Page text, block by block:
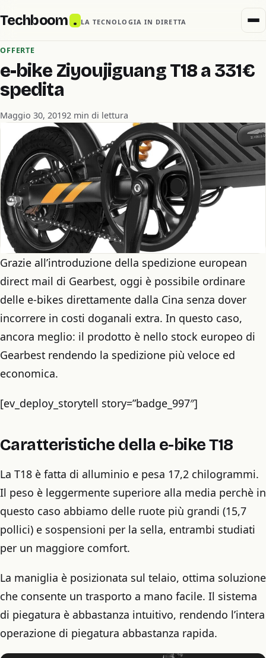
Techboom . LA TECNOLOGIA IN DIRETTA
OFFERTE
e-bike Ziyoujiguang T18 a 331€
spedita
Maggio 30, 20192 min di lettura
Grazie all’introduzione della spedizione european
direct mail di Gearbest, oggi è possibile ordinare
delle e-bikes direttamente dalla Cina senza dover
incorrere in costi doganali extra. In questo caso,
ancora meglio: il prodotto è nello stock europeo di
Gearbest rendendo la spedizione più veloce ed
economica.
[ev_deploy_storytell story=”badge_997″]
Caratteristiche della e-bike T18
La T18 è fatta di alluminio e pesa 17,2 chilogrammi.
Il peso è leggermente superiore alla media perchè in
questo caso abbiamo delle ruote più grandi (15,7
pollici) e sospensioni per la sella, entrambi studiati
per un maggiore comfort.
La maniglia è posizionata sul telaio, ottima soluzione
che consente un trasporto a mano facile. Il sistema
di piegatura è abbastanza intuitivo, rendendo l’intera
operazione di piegatura abbastanza rapida.